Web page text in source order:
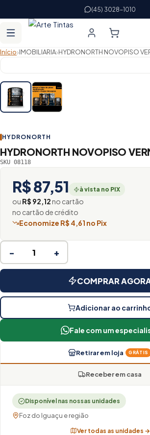
(45) 3028-1010
Início›IMOBILIARIA›HYDRONORTH NOVOPISO
HYDRONORTH
HYDRONORTH NOVOPISO
SKU 08118
R$ 87,51 à vista no PIX
ou R$ 92,12no cartão
no cartão de crédito
Economize R$ 4,61 no Pix
− +
COMPRAR
Adicionar ao
Fale com um
Retirar em loja GRÁTIS
Receber em casa
Disponível nas nossas unidades
Foz do Iguaçu e região
Ver todas as unidades →